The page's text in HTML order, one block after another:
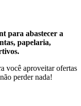
para abastecer a
papelaria,
você aproveitar ofertas
perder nada!